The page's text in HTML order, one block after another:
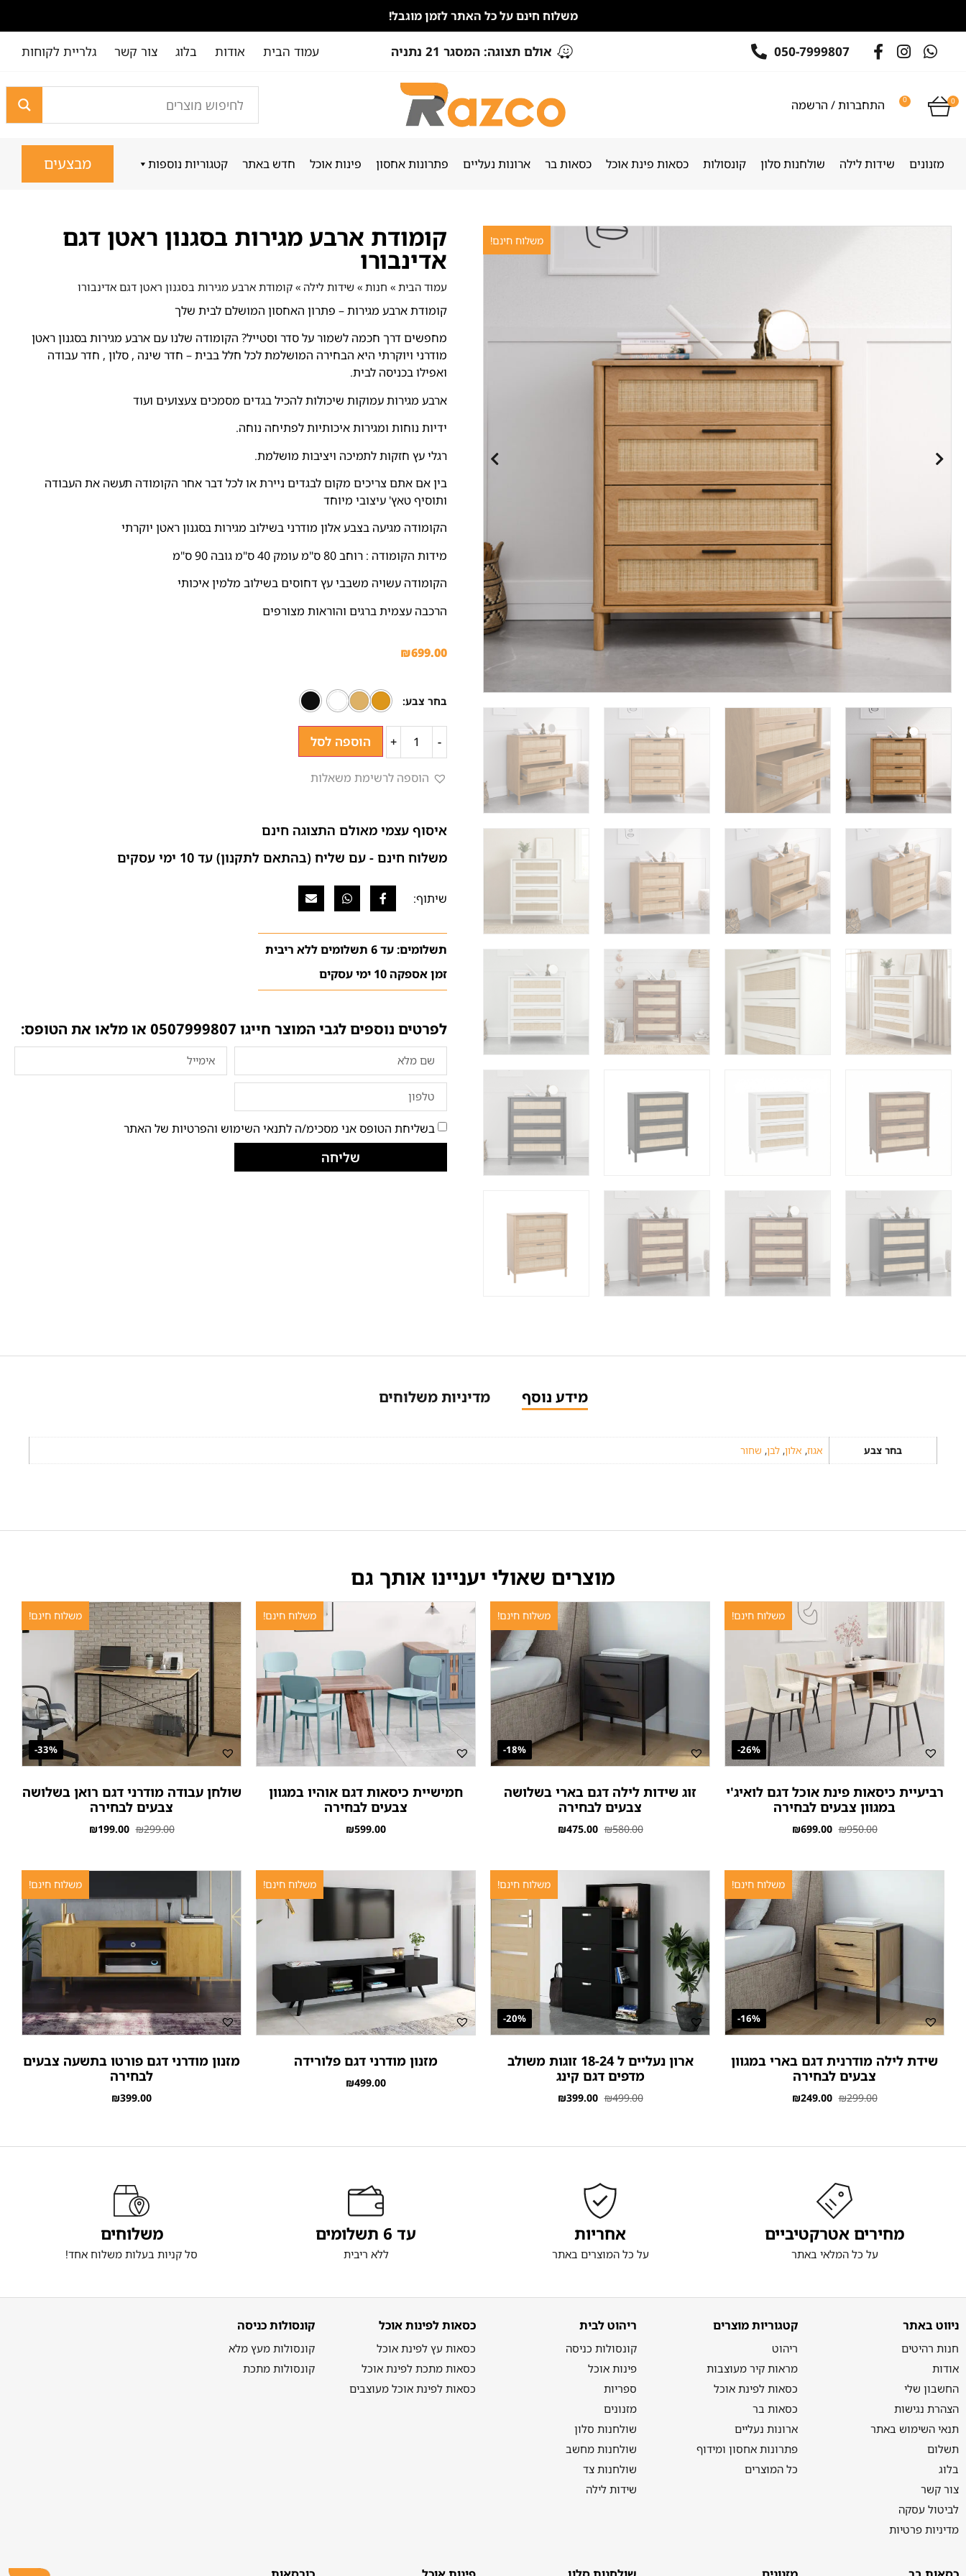
משלוח חינם על כל האתר לזמן מוגבל!
050-7999807 אולם תצוגה: המסגר 21 נתניה עמוד הבית אודות בלוג צור קשר גלריית לקוחות
0
0 התחברות / הרשמה
מזנונים שידות לילה שולחנות סלון קונסולות כסאות פינת אוכל כסאות בר ארונות נעליים פתרונות אחסון פינות אוכל חדש באתר קטגוריות נוספות מבצעים
משלוח חינם! קומודת ארבע מגירות בסגנון ראטן דגם
אדינבורו
עמוד הבית » חנות » שידות לילה » קומודת ארבע מגירות בסגנון ראטן דגם אדינבורו
קומודת ארבע מגירות – פתרון האחסון המושלם לבית שלך
מחפשים דרך חכמה לשמור על סדר וסטייל? הקומודה שלנו עם ארבע מגירות בסגנון ראטן
מודרני ויוקרתי היא הבחירה המושלמת לכל חלל בבית – חדר שינה , סלון , חדר עבודה
ואפילו בכניסה לבית.
ארבע מגירות עמוקות שיכולות להכיל בגדים מסמכים צעצועים ועוד
ידיות נוחות ומגירות איכותיות לפתיחה נוחה.
רגלי עץ חזקות לתמיכה ויציבות מושלמת.
בין אם אתם צריכים מקום לבגדים ניירת או לכל דבר אחר הקומודה תעשה את העבודה
ותוסיף טאץ' עיצובי מיוחד
הקומודה מגיעה בצבע אלון מודרני בשילוב מגירות בסגנון ראטן יוקרתי
מידות הקומודה : רוחב 80 ס"מ עומק 40 ס"מ גובה 90 ס"מ
הקומודה עשויה משבבי עץ דחוסים בשילוב מלמין איכותי
הרכבה עצמית ברגים והוראות מצורפים
₪699.00
בחר צבע
-
+ הוספה לסל
הוספה לרשימת משאלות
איסוף עצמי מאולם התצוגה חינם
משלוח חינם - עם שליח (בהתאם לתקנון) עד 10 ימי עסקים
תשלומים: עד 6 תשלומים ללא ריבית
זמן אספקה 10 ימי עסקים
לפרטים נוספים לגבי המוצר חייגו 0507999807 או מלאו את הטופס:
בשליחת הטופס אני מסכימ/ה לתנאי השימוש והפרטיות של האתר
שליחה
מידע נוסף מדיניות משלוחים
בחר צבע אגוז, אלון, לבן, שחור
מוצרים שאולי יעניינו אותך גם
משלוח חינם!
26%-
רביעיית כיסאות פינת אוכל דגם לואיג'י
במגוון צבעים לבחירה
₪950.00
₪699.00
משלוח חינם!
18%-
זוג שידות לילה דגם בארי בשלושה
צבעים לבחירה
₪580.00
₪475.00
משלוח חינם!
חמישיית כיסאות דגם אוהיו במגוון
צבעים לבחירה
₪599.00
משלוח חינם!
33%-
שולחן עבודה מודרני דגם רואן בשלושה
צבעים לבחירה
₪299.00
₪199.00
משלוח חינם!
16%-
שידת לילה מודרנית דגם בארי במגוון
צבעים לבחירה
₪299.00
₪249.00
משלוח חינם!
20%-
ארון נעליים ל 18-24 זוגות משולב
מדפים דגם קינג
₪499.00
₪399.00
משלוח חינם!
מזנון מודרני דגם פלורידה
₪499.00
משלוח חינם!
מזנון מודרני דגם פורטו בתשעה צבעים
לבחירה
₪399.00
מחירים אטרקטיביים
על כל המלאי באתר
אחריות
על כל המוצרים באתר
עד 6 תשלומים
ללא ריבית
משלוחים
סל קניות בעלות משלוח אחד!
ניווט באתר
חנות רהיטים
אודות
החשבון שלי
הצהרת נגישות
תנאי השימוש באתר
תשלום
בלוג
צור קשר
לביטול עסקה
מדיניות פרטיות
קטגוריות מוצרים
ריהוט
מראות קיר מעוצבות
כסאות לפינת אוכל
כסאות בר
ארונות נעליים
פתרונות אחסון ומידוף
כל המוצרים
ריהוט לבית
קונסולות כניסה
פינות אוכל
ספריות
מזנונים
שולחנות סלון
שולחנות מחשב
שולחנות צד
שידות לילה
כסאות לפינות אוכל
כסאות עץ לפינת אוכל
כסאות מתכת לפינת אוכל
כסאות לפינת אוכל מעוצבים
קונסולות כניסה
קונסולות מעץ מלא
קונסולות מתכת